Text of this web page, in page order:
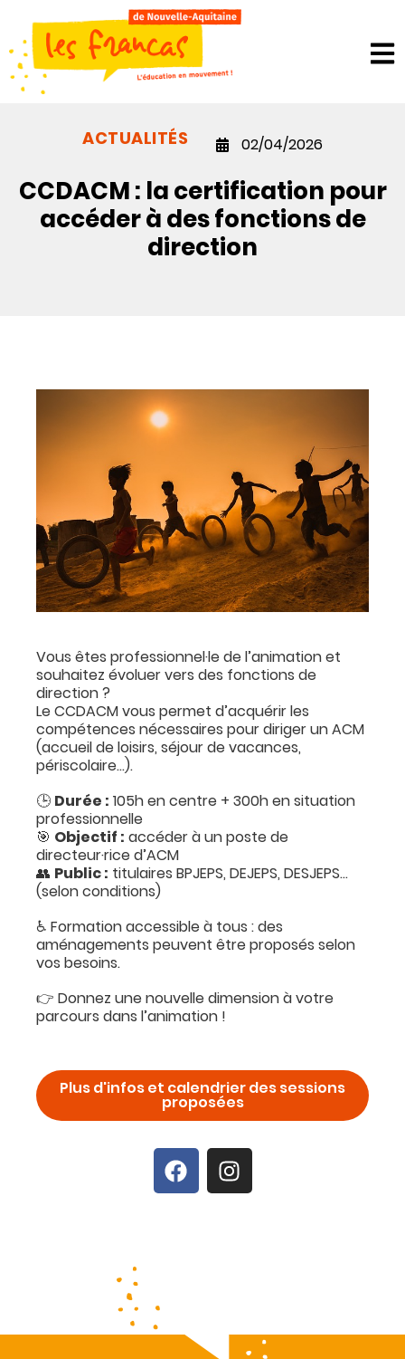
Panneau de gestion des cookies
ACTUALITÉS 02/04/2026
CCDACM : la certification pour
accéder à des fonctions de
direction
Vous êtes professionnel·le de l’animation et
souhaitez évoluer vers des fonctions de
direction ?
Le CCDACM vous permet d’acquérir les
compétences nécessaires pour diriger un ACM
(accueil de loisirs, séjour de vacances,
périscolaire…).
🕒 Durée : 105h en centre + 300h en situation
professionnelle
🎯 Objectif : accéder à un poste de
directeur·rice d’ACM
👥 Public : titulaires BPJEPS, DEJEPS, DESJEPS…
(selon conditions)
♿ Formation accessible à tous : des
aménagements peuvent être proposés selon
vos besoins.
👉 Donnez une nouvelle dimension à votre
parcours dans l’animation !
Plus d'infos et calendrier des sessions
proposées